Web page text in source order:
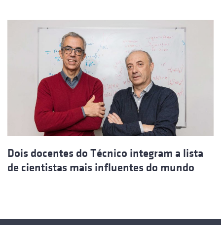
Dois docentes do Técnico integram a lista
de cientistas mais influentes do mundo